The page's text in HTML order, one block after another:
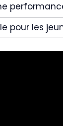
pour les